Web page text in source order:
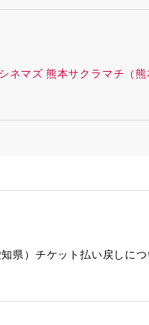
ネマズ 熊本サクラマチ（熊
県）チケット払い戻しにつ